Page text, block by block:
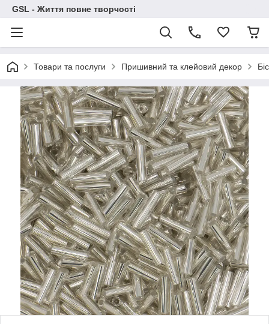
GSL - Життя повне творчості
Товари та послуги Пришивний та клейовий декор